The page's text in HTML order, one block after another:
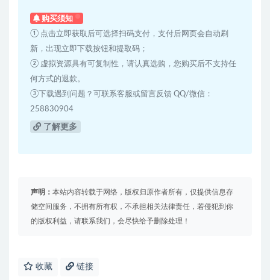
购买须知
① 点击立即获取后可选择扫码支付，支付后网页会自动刷
新，出现立即下载按钮和提取码；
② 虚拟资源具有可复制性，请认真选购，您购买后不支持任
何方式的退款。
③下载遇到问题？可联系客服或留言反馈 QQ/微信：
258830904
了解更多
声明： 本站内容转载于网络，版权归原作者所有，仅提供信息存
储空间服务，不拥有所有权，不承担相关法律责任，若侵犯到你
的版权利益，请联系我们，会尽快给予删除处理！
收藏 链接